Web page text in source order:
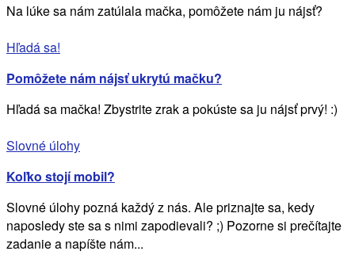
Na lúke sa nám zatúlala mačka, pomôžete nám ju nájsť?
Hľadá sa!
Pomôžete nám nájsť ukrytú mačku?
Hľadá sa mačka! Zbystrite zrak a pokúste sa ju nájsť prvý! :)
Slovné úlohy
Koľko stojí mobil?
Slovné úlohy pozná každý z nás. Ale priznajte sa, kedy
naposledy ste sa s nimi zapodievali? ;) Pozorne si prečítajte
zadanie a napíšte nám...